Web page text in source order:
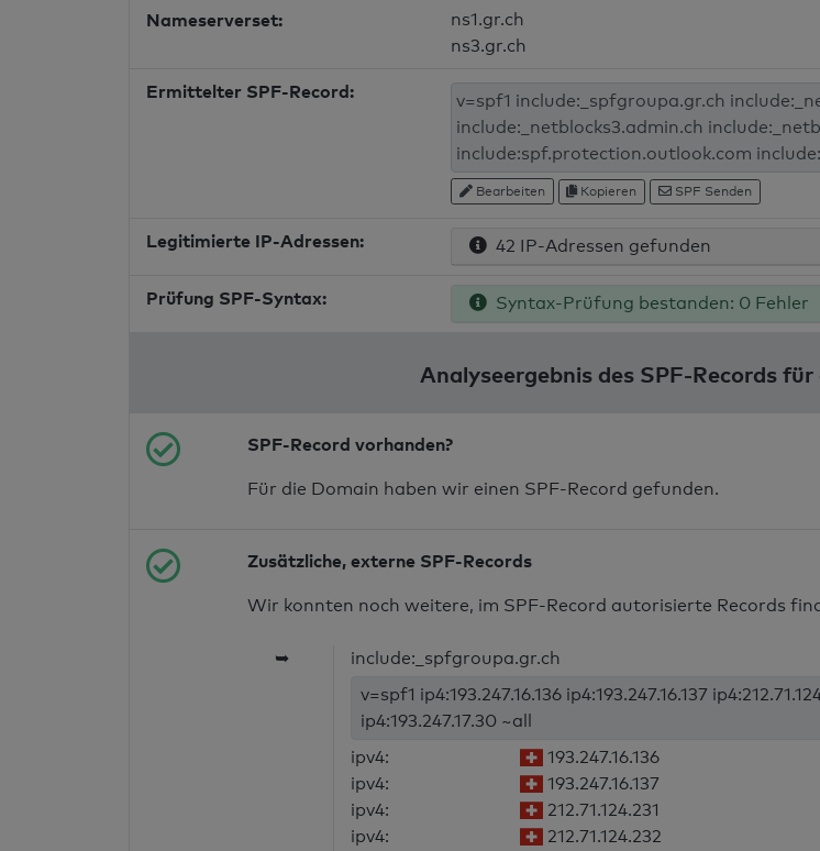
Nameserverset:
ns1.gr.ch
ns3.gr.ch
Ermittelter SPF-Record:
Bearbeiten Kopieren SPF Senden
Legitimierte IP-Adressen: 42 IP-Adressen gefunden
Prüfung SPF-Syntax: Syntax-Prüfung bestanden: 0 Fehler
Analyseergebnis des SPF-Records
SPF-Record vorhanden?
Für die Domain haben wir einen SPF-Record gefunden.
Zusätzliche, externe SPF-Records
Wir konnten noch weitere, im SPF-Record autorisierte Records
➥
include:_spfgroupa.gr.ch
v=spf1 ip4:193.247.16.136 ip4:193.247.16.137
ip4:193.247.17.30 ~all
ipv4:
193.247.16.136
ipv4:
193.247.16.137
ipv4:
212.71.124.231
ipv4:
212.71.124.232